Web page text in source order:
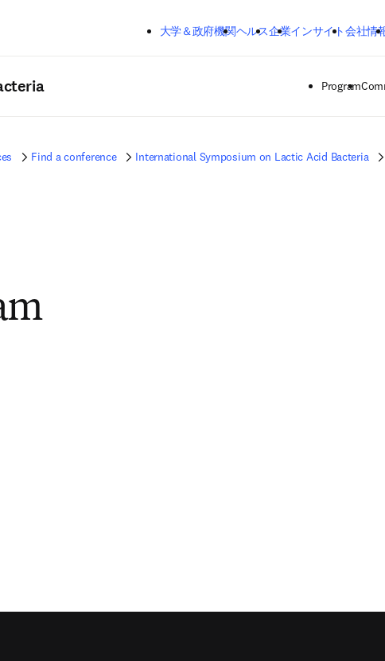
メインのコンテンツにスキップする
大学＆政府機関ヘルス企業インサイト会社情
Program
Find a conference International Symposium on Lactic Acid Bacteria